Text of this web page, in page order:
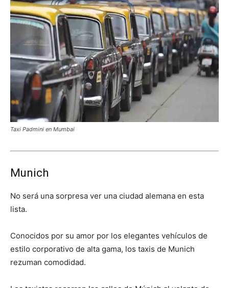
Taxi Padmini en Mumbai
Munich
No será una sorpresa ver una ciudad alemana en esta
lista.
Conocidos por su amor por los elegantes vehículos de
estilo corporativo de alta gama, los taxis de Munich
rezuman comodidad.